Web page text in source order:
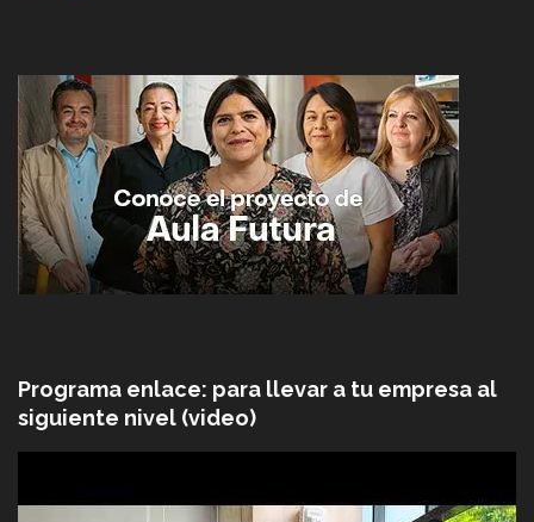
Programa enlace: para llevar a tu empresa al
siguiente nivel (video)